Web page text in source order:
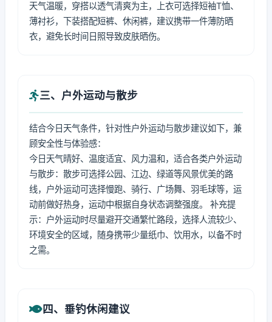
天气温暖，穿搭以透气清爽为主，上衣可选择短袖T恤、
薄衬衫，下装搭配短裤、休闲裤，建议携带一件薄防晒
衣，避免长时间日照导致皮肤晒伤。
三、户外运动与散步
结合今日天气条件，针对性户外运动与散步建议如下，兼
顾安全性与体验感：
今日天气晴好、温度适宜、风力温和，适合各类户外运动
与散步：散步可选择公园、江边、绿道等风景优美的路
线，户外运动可选择慢跑、骑行、广场舞、羽毛球等，运
动前做好热身，运动中根据自身状态调整强度。 补充提
示：户外运动时尽量避开交通繁忙路段，选择人流较少、
环境安全的区域，随身携带少量纸巾、饮用水，以备不时
之需。
四、垂钓休闲建议